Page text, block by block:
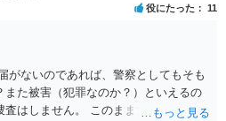
役にたった 11
がないのであれば、警察としてもそも
また被害（犯罪なのか？）といえるの
はしません。 このまま女性から警察